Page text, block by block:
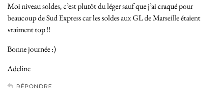
Moi niveau soldes, c’est plutôt du léger sauf que j’ai craqué pour
beaucoup de Sud Express car les soldes aux GL de Marseille étaient
vraiment top !!
Bonne journée :)
Adeline
RÉPONDRE